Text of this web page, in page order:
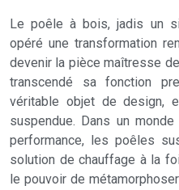
Le poêle à bois, jadis un
opéré une transformation
devenir la pièce maîtresse
transcendé sa fonction
véritable objet de design,
suspendue. Dans un
performance, les poêles
solution de chauffage à la
le pouvoir de